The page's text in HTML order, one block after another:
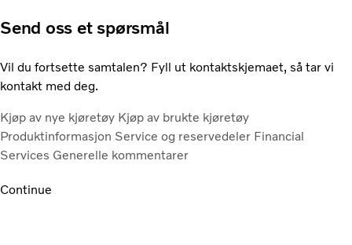
Send oss et spørsmål
Vil du fortsette samtalen? Fyll ut kontaktskjemaet, så tar vi
kontakt med deg.
Kjøp av nye kjøretøy Kjøp av brukte kjøretøy
Produktinformasjon Service og reservedeler Financial
Services Generelle kommentarer
Continue